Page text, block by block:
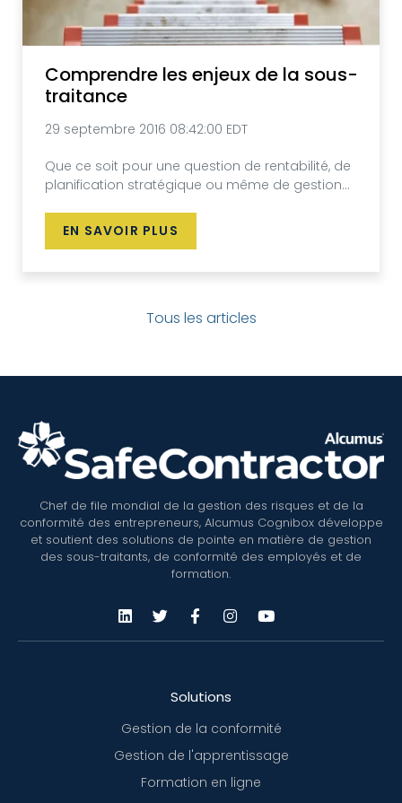
Comprendre les enjeux de la sous-
traitance
29 septembre 2016 08:42:00 EDT
Que ce soit pour une question de rentabilité, de
planification stratégique ou même de gestion...
EN SAVOIR PLUS
Tous les articles
Chef de file mondial de la gestion des risques et de la
conformité des entrepreneurs, Alcumus Cognibox développe
et soutient des solutions de pointe en matière de gestion
des sous-traitants, de conformité des employés et de
formation.
Solutions
Gestion de la conformité
Gestion de l'apprentissage
Formation en ligne